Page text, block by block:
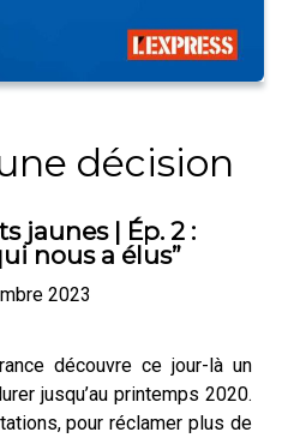
décision
jaunes | Ép. 2 :
nous a élus”
2023
découvre ce jour-là un
jusqu’au printemps 2020.
pour réclamer plus de